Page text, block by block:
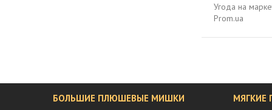
Угода на
Prom.ua
БОЛЬШИЕ ПЛЮШЕВЫЕ МИШКИ